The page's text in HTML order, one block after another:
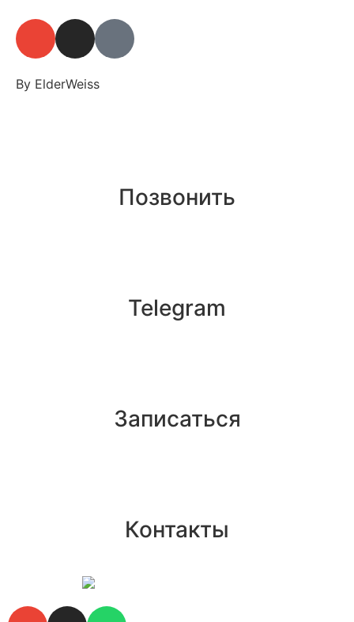
By ElderWeiss
Позвонить
Telegram
Записаться
Контакты